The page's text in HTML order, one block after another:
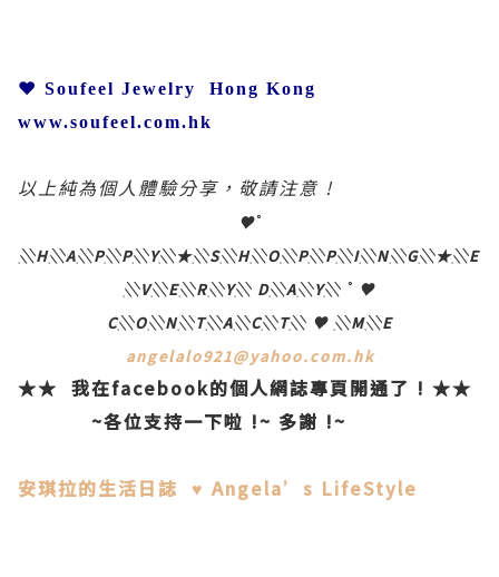
❤ Soufeel Jewelry
Hong Kong
www.soufeel.com.hk
以上純為個人體驗分享，敬請注意 !
♥˚
░H░A░P░P░Y░★░S░H░O░P░P░I░N░G░★░E
░V░E░R░Y░ D░A░Y░ ˚ ♥
C░O░N░T░A░C░T░ ♥ ░M░E
angelalo921@yahoo.com.hk
★★ 我在facebook的個人網誌專頁開通了 ! ★★
~各位支持一下啦 !~ 多謝 !~
安琪拉的生活日誌 ♥ Angela’s LifeStyle